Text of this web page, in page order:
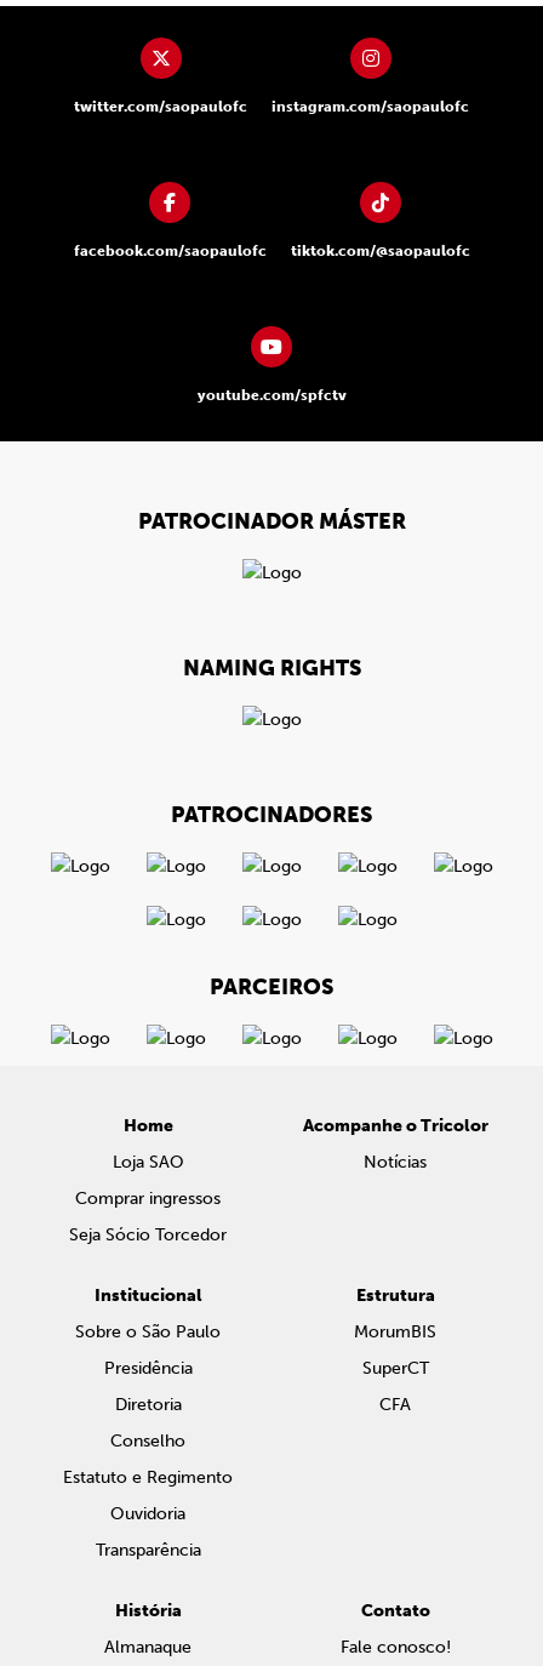
twitter.com/saopaulofc instagram.com/saopaulofc
facebook.com/saopaulofc tiktok.com/@saopaulofc
youtube.com/spfctv
PATROCINADOR MÁSTER
NAMING RIGHTS
PATROCINADORES
PARCEIROS
Home
Loja SAO
Comprar ingressos
Seja Sócio Torcedor
Acompanhe o Tricolor
Notícias
Institucional
Sobre o São Paulo
Presidência
Diretoria
Conselho
Estatuto e Regimento
Ouvidoria
Transparência
Estrutura
MorumBIS
SuperCT
CFA
História
Almanaque
Contato
Fale conosco!